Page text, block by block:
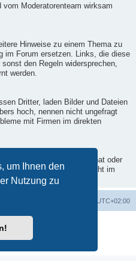
um Ihnen den
Nutzung zu
Moderatorenteam wirksam
Hinweise zu einem Thema zu
im Forum ersetzen. Links, die diese
den Regeln widersprechen,
werden.
Dritter, laden Bilder und Dateien
hoch, nennen nicht ungefragt
mit Firmen im direkten
Beitrag eingegriffen hat oder
per Kontaktformular - nicht im
UTC+02:00
durch